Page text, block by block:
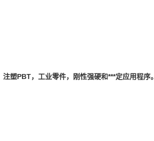
塑PBT，工业零件，刚性强硬和***定应用程序。